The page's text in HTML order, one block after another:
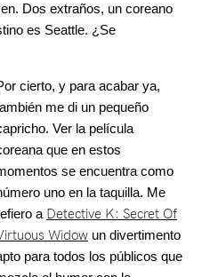
Dos extraños, un coreano
es Seattle. ¿Se
cierto, y para acabar ya,
me di un pequeño
Ver la película
que en estos
se encuentra como
uno en la taquilla. Me
a Detective K: Secret Of
Widow un divertimento
para todos los públicos que